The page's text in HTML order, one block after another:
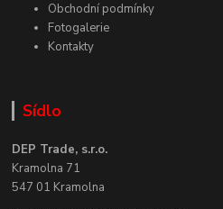
Obchodní podmínky
Fotogalerie
Kontakty
Sídlo
DEP Trade, s.r.o.
Kramolna 71
547 01 Kramolna